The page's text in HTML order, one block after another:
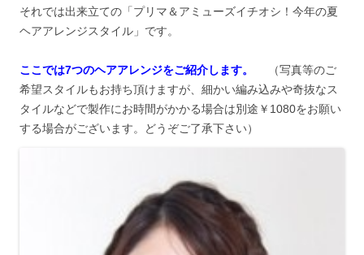
それでは出来立ての「プリマ＆アミューズイチオシ！今年の夏
ヘアアレンジスタイル」です。
ここでは7つのヘアアレンジをご紹介します。
（写真等のご
希望スタイルもお持ち頂けますが、細かい編み込みや奇抜なス
タイルなどで製作にお時間がかかる場合は別途￥1080をお願い
する場合がございます。どうぞご了承下さい）